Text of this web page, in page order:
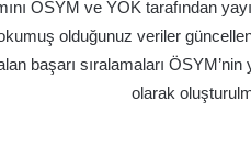
ÖSYM ve YÖK tarafından
olduğunuz veriler
başarı sıralamaları ÖSYM’nin
olarak